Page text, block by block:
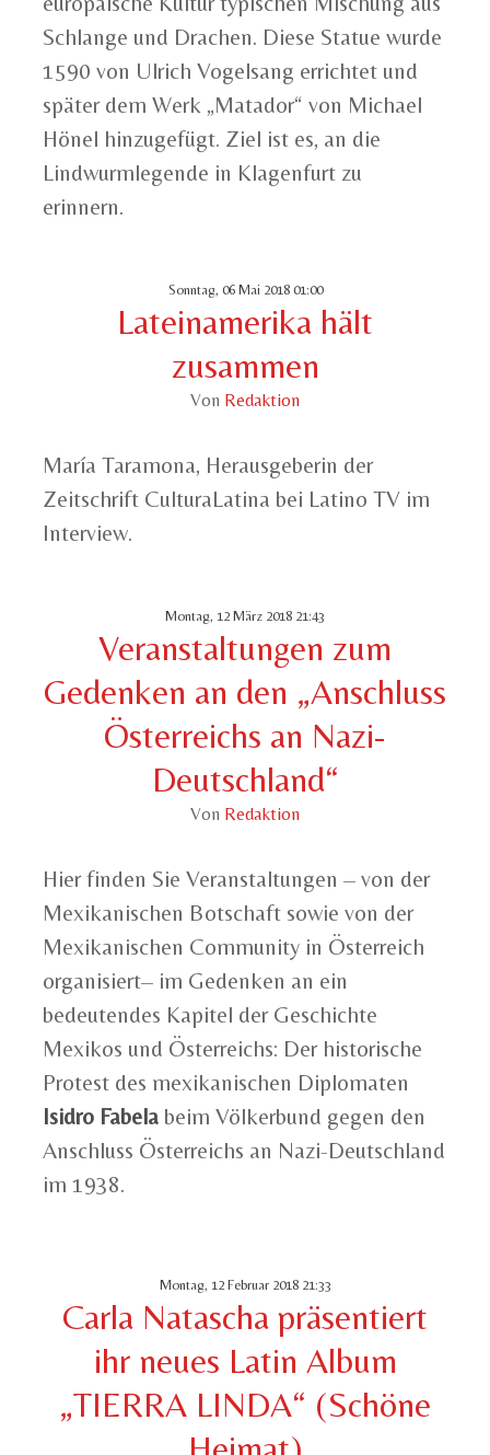
Schlange und Drachen. Diese Statue wurde
1590 von Ulrich Vogelsang errichtet und
später dem Werk „Matador“ von Michael
Hönel hinzugefügt. Ziel ist es, an die
Lindwurmlegende in Klagenfurt zu
erinnern.
Sonntag, 06 Mai 2018 01:00
Lateinamerika hält
zusammen
Von Redaktion
María Taramona, Herausgeberin der
Zeitschrift CulturaLatina bei Latino TV im
Interview.
Montag, 12 März 2018 21:43
Veranstaltungen zum
Gedenken an den „Anschluss
Österreichs an Nazi-
Deutschland“
Von Redaktion
Hier finden Sie Veranstaltungen – von der
Mexikanischen Botschaft sowie von der
Mexikanischen Community in Österreich
organisiert– im Gedenken an ein
bedeutendes Kapitel der Geschichte
Mexikos und Österreichs: Der historische
Protest des mexikanischen Diplomaten
Isidro Fabela beim Völkerbund gegen den
Anschluss Österreichs an Nazi-Deutschland
im 1938.
Montag, 12 Februar 2018 21:33
Carla Natascha präsentiert
ihr neues Latin Album
„TIERRA LINDA“ (Schöne